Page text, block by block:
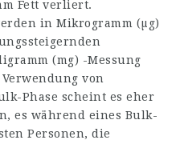
Fett verliert.
in Mikrogramm (µg)
(mg) -Messung
von
Phase scheint es eher
es während eines Bulk-
Personen, die